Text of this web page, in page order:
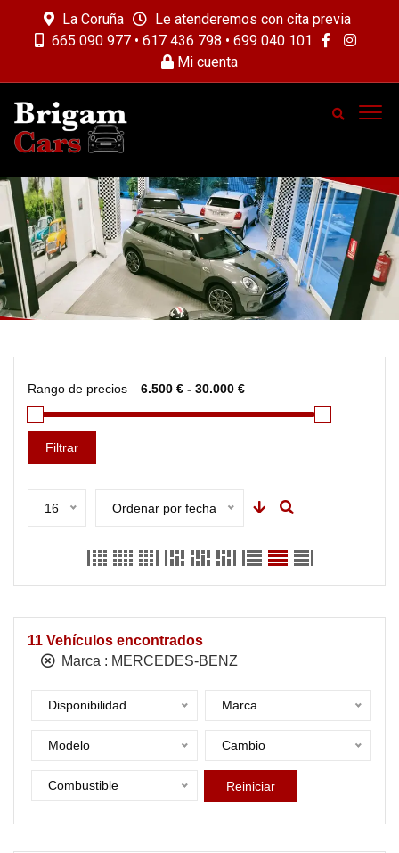
La Coruña
Le atenderemos con cita previa
665 090 977 • 617 436 798 • 699 040 101
Mi cuenta
Rango de precios
Filtrar
16 Ordenar por fecha
11 Vehículos encontrados
Marca : MERCEDES-BENZ
Disponibilidad Marca
Modelo Cambio
Combustible Reiniciar